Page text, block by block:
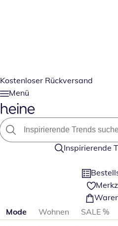
Kostenloser Rückversand
Menü
Inspirierende
Produktkategorien
Mode Wohnen SALE %